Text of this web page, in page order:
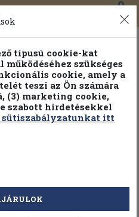
0
típusú cookie-kat
működéséhez szükséges
cookie, amely a
teszi az Ön számára
(3) marketing cookie,
szabott hirdetésekkel
sütiszabályzatunkat itt